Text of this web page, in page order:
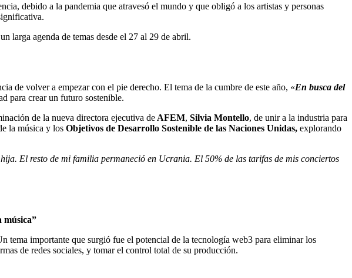
debido a la pandemia que atravesó el mundo y que obligó a los artistas y personas
larga agenda de temas desde el 27 al 29 de abril.
de volver a empezar con el pie derecho. El tema de la cumbre de este año, «En busca del
para crear un futuro sostenible.
de la nueva directora ejecutiva de AFEM, Silvia Montello, de unir a la industria para
la música y los Objetivos de Desarrollo Sostenible de las Naciones Unidas, explorando
El resto de mi familia permaneció en Ucrania. El 50% de las tarifas de mis conciertos
música”
tema importante que surgió fue el potencial de la tecnología web3 para eliminar los
de redes sociales, y tomar el control total de su producción.